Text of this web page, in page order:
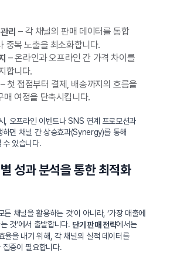
리 – 각 채널의 판매 데이터를 통합
중복 노출을 최소화합니다.
– 온라인과 오프라인 간 가격 차이를
합니다.
– 첫 접점부터 결제, 배송까지의 흐름을
매 여정을 단축시킵니다.
, 오프라인 이벤트나 SNS 연계 프로모션과
하면 채널 간 상승효과(Synergy)를 통해
수 있습니다.
성과 분석을 통한 최적화
든 채널을 활용하는 것’이 아니라, ‘가장 매출에
것’에서 출발합니다. 단기 판매 전략에서는
율을 내기 위해, 각 채널의 실적 데이터를
집중이 필요합니다.